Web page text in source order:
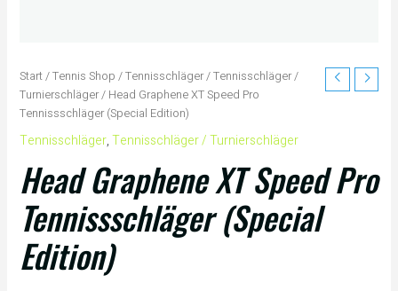
Start/Tennis Shop /Tennisschläger/Tennisschläger /
Turnierschläger/ Head Graphene XT Speed Pro
Tennissschläger (Special Edition)
Tennisschläger,Tennisschläger / Turnierschläger
Head Graphene XT Speed Pro
Tennissschläger (Special
Edition)